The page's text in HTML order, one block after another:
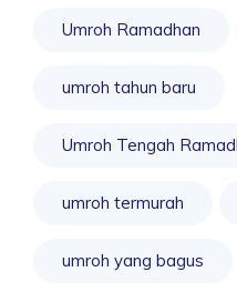
Umroh Ramadhan
umroh tahun baru
Umroh Tengah
umroh termurah
umroh yang bagus